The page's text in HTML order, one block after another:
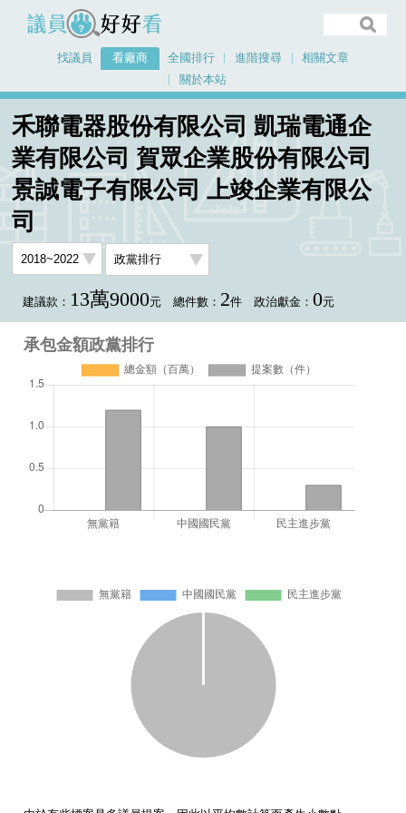
議員好好看
找議員 看廠商 全國排行 進階搜尋
相關文章
關於本站
禾聯電器股份有限公司 凱瑞電通企業有限公司 賀眾企業股份有限公司 景誠電子
有限公司 上竣企業有限公司
承包金額政黨排行
禾聯電器股份有限公司 凱瑞電通企
業有限公司 賀眾企業股份有限公司
景誠電子有限公司 上竣企業有限公
司
建議款： 13萬9000元 總件數： 2件 政治獻金： 0元
承包金額政黨排行